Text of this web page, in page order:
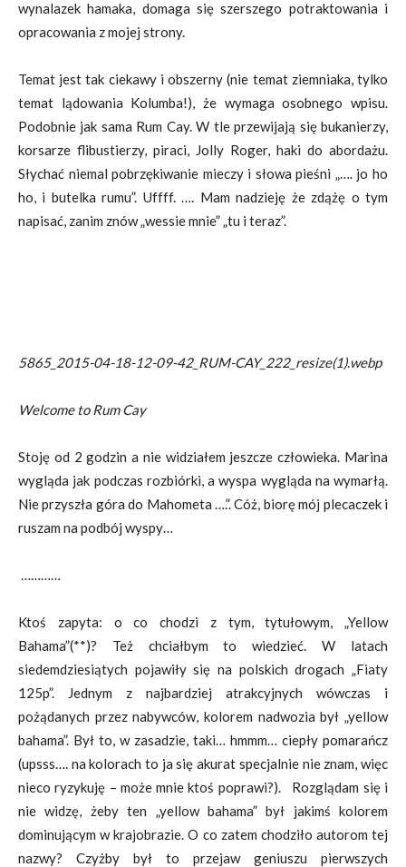
wynalazek hamaka, domaga się szerszego potraktowania i
opracowania z mojej strony.
Temat jest tak ciekawy i obszerny (nie temat ziemniaka, tylko
temat lądowania Kolumba!), że wymaga osobnego wpisu.
Podobnie jak sama Rum Cay. W tle przewijają się bukanierzy,
korsarze flibustierzy, piraci, Jolly Roger, haki do abordażu.
Słychać niemal pobrzękiwanie mieczy i słowa pieśni „…. jo ho
ho, i butelka rumu”. Uffff. …. Mam nadzieję że zdążę o tym
napisać, zanim znów „wessie mnie” „tu i teraz”.
5865_2015-04-18-12-09-42_RUM-CAY_222_resize(1).webp
Welcome to Rum Cay
Stoję od 2 godzin a nie widziałem jeszcze człowieka. Marina
wygląda jak podczas rozbiórki, a wyspa wygląda na wymarłą.
Nie przyszła góra do Mahometa ….”. Cóż, biorę mój plecaczek i
ruszam na podbój wyspy…
…………
Ktoś zapyta: o co chodzi z tym, tytułowym, „Yellow
Bahama”(**)? Też chciałbym to wiedzieć. W latach
siedemdziesiątych pojawiły się na polskich drogach „Fiaty
125p”. Jednym z najbardziej atrakcyjnych wówczas i
pożądanych przez nabywców, kolorem nadwozia był „yellow
bahama”. Był to, w zasadzie, taki… hmmm… ciepły pomarańcz
(upsss…. na kolorach to ja się akurat specjalnie nie znam, więc
nieco ryzykuję – może mnie ktoś poprawi?). Rozglądam się i
nie widzę, żeby ten „yellow bahama” był jakimś kolorem
dominującym w krajobrazie. O co zatem chodziło autorom tej
nazwy? Czyżby był to przejaw geniuszu pierwszych